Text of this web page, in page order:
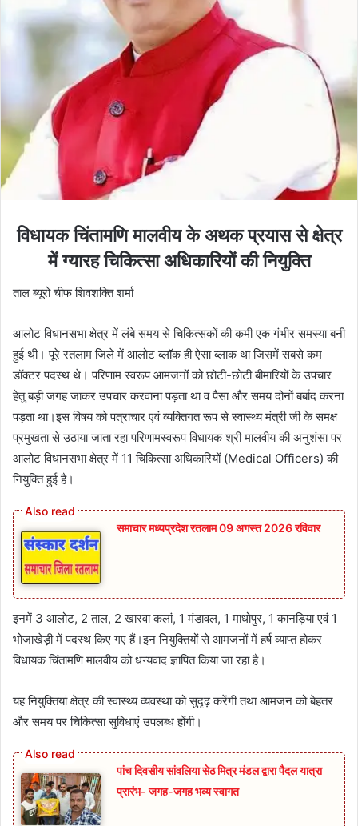
विधायक चिंतामणि मालवीय के अथक प्रयास से क्षेत्र
में ग्यारह चिकित्सा अधिकारियों की नियुक्ति
ताल ब्यूरो चीफ शिवशक्ति शर्मा
आलोट विधानसभा क्षेत्र में लंबे समय से चिकित्सकों की कमी एक गंभीर समस्या बनी
हुई थी। पूरे रतलाम जिले में आलोट ब्लॉक ही ऐसा ब्लाक था जिसमें सबसे कम
डॉक्टर पदस्थ थे। परिणाम स्वरूप आमजनों को छोटी-छोटी बीमारियों के उपचार
हेतु बड़ी जगह जाकर उपचार करवाना पड़ता था व पैसा और समय दोनों बर्बाद करना
पड़ता था।इस विषय को पत्राचार एवं व्यक्तिगत रूप से स्वास्थ्य मंत्री जी के समक्ष
प्रमुखता से उठाया जाता रहा परिणामस्वरूप विधायक श्री मालवीय की अनुशंसा पर
आलोट विधानसभा क्षेत्र में 11 चिकित्सा अधिकारियों (Medical Officers) की
नियुक्ति हुई है।
समाचार मध्यप्रदेश रतलाम 09 अगस्त 2026 रविवार
इनमें 3 आलोट, 2 ताल, 2 खारवा कलां, 1 मंडावल, 1 माधोपुर, 1 कानड़िया एवं 1
भोजाखेड़ी में पदस्थ किए गए हैं।इन नियुक्तियों से आमजनों में हर्ष व्याप्त होकर
विधायक चिंतामणि मालवीय को धन्यवाद ज्ञापित किया जा रहा है।
यह नियुक्तियां क्षेत्र की स्वास्थ्य व्यवस्था को सुदृढ़ करेंगी तथा आमजन को बेहतर
और समय पर चिकित्सा सुविधाएं उपलब्ध होंगी।
पांच दिवसीय सांवलिया सेठ मित्र मंडल द्वारा पैदल यात्रा
प्रारंभ- जगह-जगह भव्य स्वागत